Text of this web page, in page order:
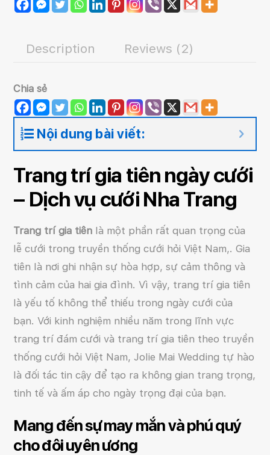
Description Reviews (2)
Chia sẻ
Nội dung bài viết:
Trang trí gia tiên ngày cưới
– Dịch vụ cưới Nha Trang
Trang trí gia tiên là một phần rất quan trọng của
lễ cưới trong truyền thống cưới hỏi Việt Nam,. Gia
tiên là nơi ghi nhận sự hòa hợp, sự cảm thông và
tình cảm của hai gia đình. Vì vậy, trang trí gia tiên
là yếu tố không thể thiếu trong ngày cưới của
bạn. Với kinh nghiệm nhiều năm trong lĩnh vực
trang trí đám cưới và trang trí gia tiên theo truyền
thống cưới hỏi Việt Nam, Jolie Mai Wedding tự hào
là đối tác tin cậy để tạo ra không gian trang trọng,
tinh tế và ấm áp cho ngày trọng đại của bạn.
Mang đến sự may mắn và phú quý
cho đôi uyên ương